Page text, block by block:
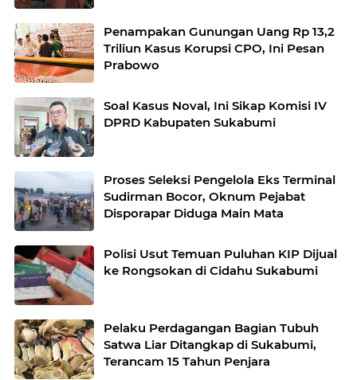
Penampakan Gunungan Uang Rp 13,2
Triliun Kasus Korupsi CPO, Ini Pesan
Prabowo
Soal Kasus Noval, Ini Sikap Komisi IV
DPRD Kabupaten Sukabumi
Proses Seleksi Pengelola Eks Terminal
Sudirman Bocor, Oknum Pejabat
Disporapar Diduga Main Mata
Polisi Usut Temuan Puluhan KIP Dijual
ke Rongsokan di Cidahu Sukabumi
Pelaku Perdagangan Bagian Tubuh
Satwa Liar Ditangkap di Sukabumi,
Terancam 15 Tahun Penjara